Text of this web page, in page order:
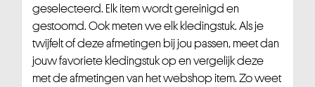
geselecteerd. Elk item wordt gereinigd en
gestoomd. Ook meten we elk kledingstuk. Als je
twijfelt of deze afmetingen bij jou passen, meet dan
jouw favoriete kledingstuk op en vergelijk deze
met de afmetingen van het webshop item. Zo weet